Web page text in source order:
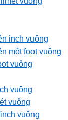
inch vuông
một foot vuông
vuông
vuông
vuông
vuông